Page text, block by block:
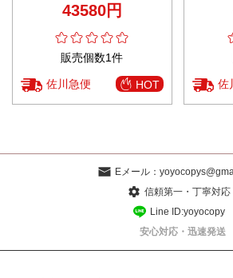
43580円
販売個数1件
佐川急便 HOT 佐
Eメール：
信頼第一・丁寧対応
Line ID:yoyocopy
安心対応・迅速発送